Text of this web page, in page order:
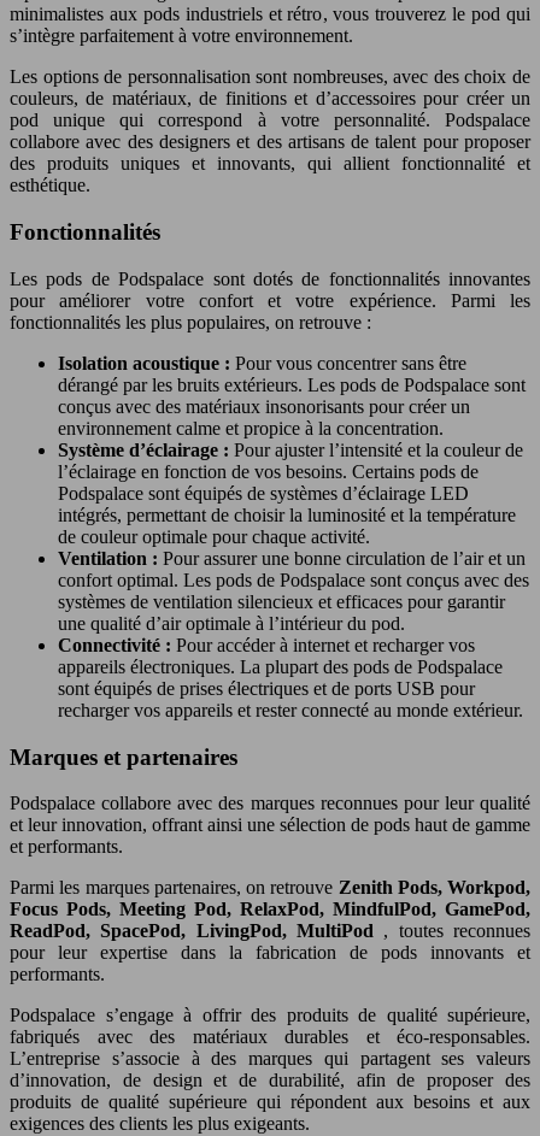
minimalistes aux pods industriels et rétro, vous trouverez le pod qui
s’intègre parfaitement à votre environnement.
Les options de personnalisation sont nombreuses, avec des choix de
couleurs, de matériaux, de finitions et d’accessoires pour créer un
pod unique qui correspond à votre personnalité. Podspalace
collabore avec des designers et des artisans de talent pour proposer
des produits uniques et innovants, qui allient fonctionnalité et
esthétique.
Fonctionnalités
Les pods de Podspalace sont dotés de fonctionnalités innovantes
pour améliorer votre confort et votre expérience. Parmi les
fonctionnalités les plus populaires, on retrouve :
Isolation acoustique : Pour vous concentrer sans être
dérangé par les bruits extérieurs. Les pods de Podspalace sont
conçus avec des matériaux insonorisants pour créer un
environnement calme et propice à la concentration.
Système d’éclairage : Pour ajuster l’intensité et la couleur de
l’éclairage en fonction de vos besoins. Certains pods de
Podspalace sont équipés de systèmes d’éclairage LED
intégrés, permettant de choisir la luminosité et la température
de couleur optimale pour chaque activité.
Ventilation : Pour assurer une bonne circulation de l’air et un
confort optimal. Les pods de Podspalace sont conçus avec des
systèmes de ventilation silencieux et efficaces pour garantir
une qualité d’air optimale à l’intérieur du pod.
Connectivité : Pour accéder à internet et recharger vos
appareils électroniques. La plupart des pods de Podspalace
sont équipés de prises électriques et de ports USB pour
recharger vos appareils et rester connecté au monde extérieur.
Marques et partenaires
Podspalace collabore avec des marques reconnues pour leur qualité
et leur innovation, offrant ainsi une sélection de pods haut de gamme
et performants.
Parmi les marques partenaires, on retrouve Zenith Pods, Workpod,
Focus Pods, Meeting Pod, RelaxPod, MindfulPod, GamePod,
ReadPod, SpacePod, LivingPod, MultiPod , toutes reconnues
pour leur expertise dans la fabrication de pods innovants et
performants.
Podspalace s’engage à offrir des produits de qualité supérieure,
fabriqués avec des matériaux durables et éco-responsables.
L’entreprise s’associe à des marques qui partagent ses valeurs
d’innovation, de design et de durabilité, afin de proposer des
produits de qualité supérieure qui répondent aux besoins et aux
exigences des clients les plus exigeants.